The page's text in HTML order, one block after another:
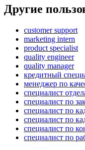
Другие
customer support
marketing intern
product specialist
quality engineer
quality manager
кредитный
менеджер по
специалист
специалист по
специалист по
специалист по
специалист по
специалист по